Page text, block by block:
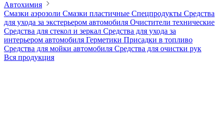
Автохимия
Смазки аэрозоли Смазки пластичные Спецпродукты Средства
для ухода за экстерьером автомобиля Очистители технические
Средства для стекол и зеркал Средства для ухода за
интерьером автомобиля Герметики Присадки в топливо
Средства для мойки автомобиля Средства для очистки рук
Вся продукция